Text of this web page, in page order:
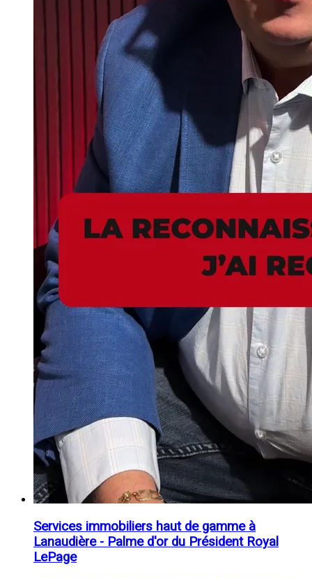
Services immobiliers haut de gamme à
Lanaudière - Palme d'or du Président Royal
LePage